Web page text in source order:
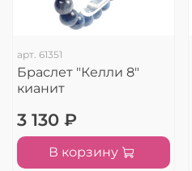
арт. 61351
Браслет "Келли 8"
кианит
3 130 ₽
В корзину